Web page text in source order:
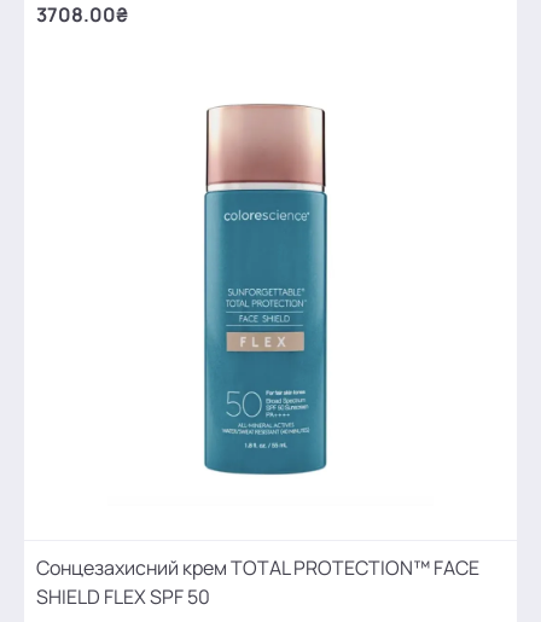
3708.00₴
Сонцезахисний крем TOTAL PROTECTION™ FACE
SHIELD FLEX SPF 50